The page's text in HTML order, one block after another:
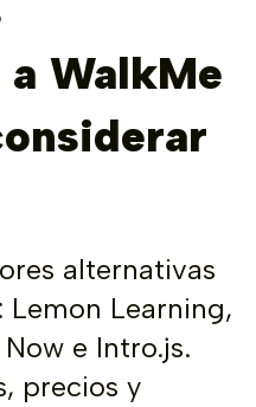
WalkMe
alternativas
Learning,
e Intro.js.
precios y